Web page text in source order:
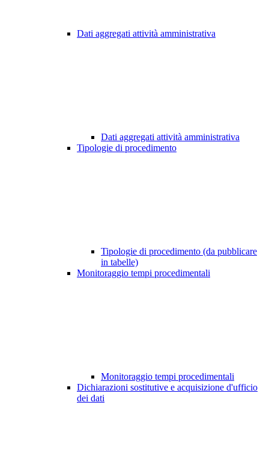
Dati aggregati attività amministrativa
Dati aggregati attività amministrativa
Tipologie di procedimento
Tipologie di procedimento (da pubblicare
in tabelle)
Monitoraggio tempi procedimentali
Monitoraggio tempi procedimentali
Dichiarazioni sostitutive e acquisizione d'ufficio
dei dati